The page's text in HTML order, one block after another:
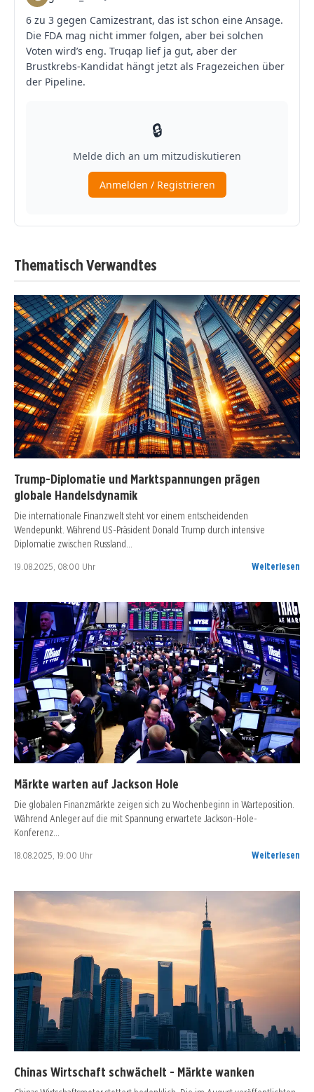
Thematisch Verwandtes
Trump-Diplomatie und Marktspannungen prägen
globale Handelsdynamik
Die internationale Finanzwelt steht vor einem entscheidenden
Wendepunkt. Während US-Präsident Donald Trump durch intensive
Diplomatie zwischen Russland…
19.08.2025, 08:00 Uhr Weiterlesen
Märkte warten auf Jackson Hole
Die globalen Finanzmärkte zeigen sich zu Wochenbeginn in Warteposition.
Während Anleger auf die mit Spannung erwartete Jackson-Hole-
Konferenz…
18.08.2025, 19:00 Uhr Weiterlesen
Chinas Wirtschaft schwächelt - Märkte wanken